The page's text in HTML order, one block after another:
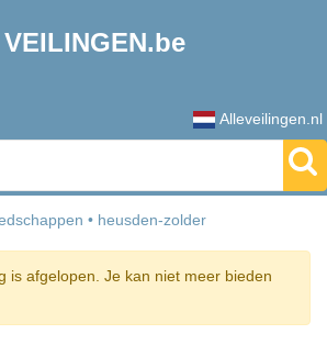
Alleveilingen.nl
• heusden-zolder
is afgelopen. Je kan niet meer bieden